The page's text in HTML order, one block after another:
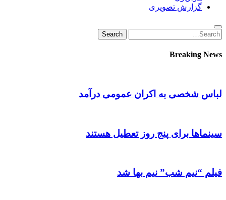
گزارش تصویری
Search
for:
Search
Breaking News
لباس شخصی به اکران عمومی درآمد
سینماها برای پنج‌ روز تعطیل هستند
فیلم “نیم شب” نیم بها شد